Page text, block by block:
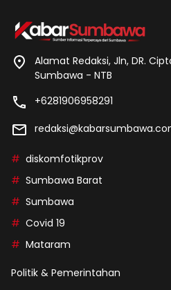
Alamat Redaksi, Jln, DR.
Sumbawa - NTB
+6281906958291
diskomfotikprov
Sumbawa Barat
Sumbawa
Covid 19
Mataram
Politik & Pemerintahan